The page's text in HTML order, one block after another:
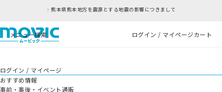
熊本県熊本地方を震源とする地震の影響につきまして
メニュー検索 ログイン / マイページカート
ログイン / マイページ
おすすめ情報
事前・事後・イベント通販